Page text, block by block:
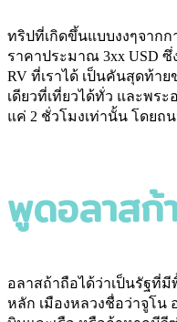
ทริปที่เกิดขึ้นแบบงงๆจากก
ราคาประมาณ 3xx USD ซึ่
RV ที่เราได้ เป็นคันสุดท้า
เดียวที่เที่ยวได้ทั่ว และพร
แค่ 2 ชั่วโมงเท่านั้น โดยถ
พูดอลาสก้
อลาสถ้าถือได้ว่าเป็นรัฐที่
หลัก เมืองหลวงชื่อว่าจูโน